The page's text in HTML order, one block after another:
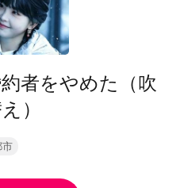
者をやめた（吹
）
市